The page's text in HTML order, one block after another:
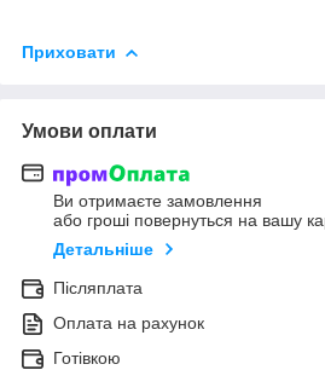
Приховати
Умови оплати
Ви отримаєте замовлення
або гроші повернуться на вашу
Детальніше
Післяплата
Оплата на рахунок
Готівкою